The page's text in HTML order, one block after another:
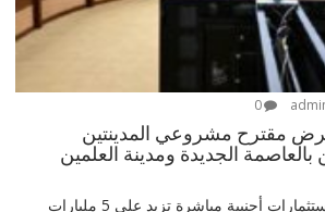
0
مقترح مشروعي المدينتين
بالعاصمة الجديدة ومدينة العلمين
ينفذهما تحالف عالمي باستثمارات أجنبية مباشرة تزيد على 5 مليارات